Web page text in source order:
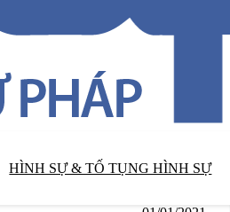
HÌNH SỰ & TỐ TỤNG HÌNH SỰ